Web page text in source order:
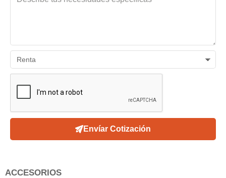
Envíar Cotización
ACCESORIOS